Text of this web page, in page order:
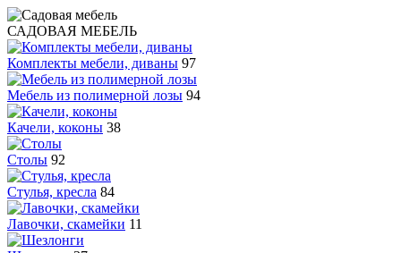
САДОВАЯ МЕБЕЛЬ
Комплекты мебели, диваны 97
Мебель из полимерной лозы 94
Качели, коконы 38
Столы 92
Стулья, кресла 84
Лавочки, скамейки 11